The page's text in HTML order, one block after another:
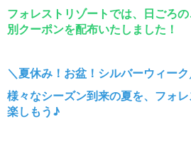
フォレストリゾートでは、日ごろ
別クーポンを配布いたしました！
＼夏休み！お盆！シルバーウィーク
様々なシーズン到来の夏を、フォ
楽しもう♪